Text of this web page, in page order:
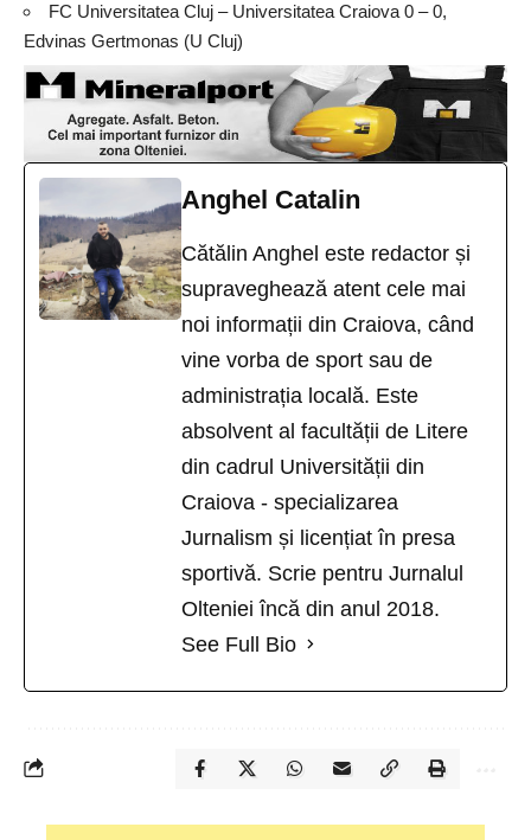
FC Universitatea Cluj – Universitatea Craiova 0 – 0,
Edvinas Gertmonas (U Cluj)
Anghel Catalin
Cătălin Anghel este redactor și
supraveghează atent cele mai
noi informații din Craiova, când
vine vorba de sport sau de
administrația locală. Este
absolvent al facultății de Litere
din cadrul Universității din
Craiova - specializarea
Jurnalism și licențiat în presa
sportivă. Scrie pentru Jurnalul
Olteniei încă din anul 2018.
See Full Bio